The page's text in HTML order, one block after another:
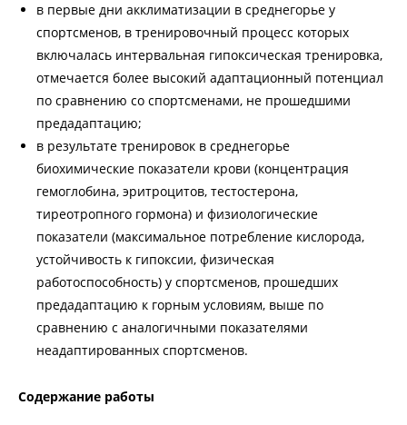
в первые дни акклиматизации в среднегорье у
спортсменов, в тренировочный процесс которых
включалась интервальная гипоксическая тренировка,
отмечается более высокий адаптационный потенциал
по сравнению со спортсменами, не прошедшими
предадаптацию;
в результате тренировок в среднегорье
биохимические показатели крови (концентрация
гемоглобина, эритроцитов, тестостерона,
тиреотропного гормона) и физиологические
показатели (максимальное потребление кислорода,
устойчивость к гипоксии, физическая
работоспособность) у спортсменов, прошедших
предадаптацию к горным условиям, выше по
сравнению с аналогичными показателями
неадаптированных спортсменов.
Содержание работы